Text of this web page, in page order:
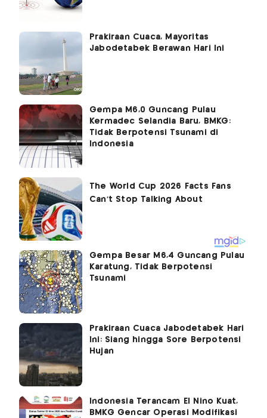
Prakiraan Cuaca, Mayoritas
Jabodetabek Berawan Hari Ini
Gempa M6,0 Guncang Pulau
Kermadec Selandia Baru, BMKG:
Tidak Berpotensi Tsunami di
Indonesia
Gempa Besar M6,4 Guncang Pulau
Karatung, Tidak Berpotensi
Tsunami
Prakiraan Cuaca Jabodetabek Hari
Ini: Siang hingga Sore Berpotensi
Hujan
Indonesia Terancam El Nino Kuat,
BMKG Gencar Operasi Modifikasi